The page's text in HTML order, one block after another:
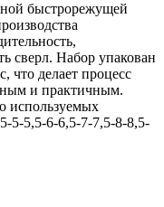
быстрорежущей
сверл. Набор упакован
что делает процесс
и практичным.
используемых
5-5,5-6-6,5-7-7,5-8-8,5-